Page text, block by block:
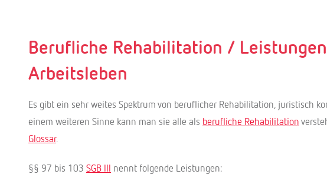
Berufliche Rehabilitation /
Arbeitsleben
Es gibt ein sehr weites Spektrum von beruflicher Rehabilitation, juristisch
einem weiteren Sinne kann man sie alle als berufliche Rehabilitation
Glossar.
§§ 97 bis 103 SGB III nennt folgende Leistungen: